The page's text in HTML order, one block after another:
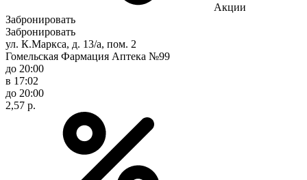
Акции
Забронировать
Забронировать
ул. К.Маркса, д. 13/а, пом. 2
Гомельская Фармация Аптека №99
до 20:00
в 17:02
до 20:00
2,57 р.